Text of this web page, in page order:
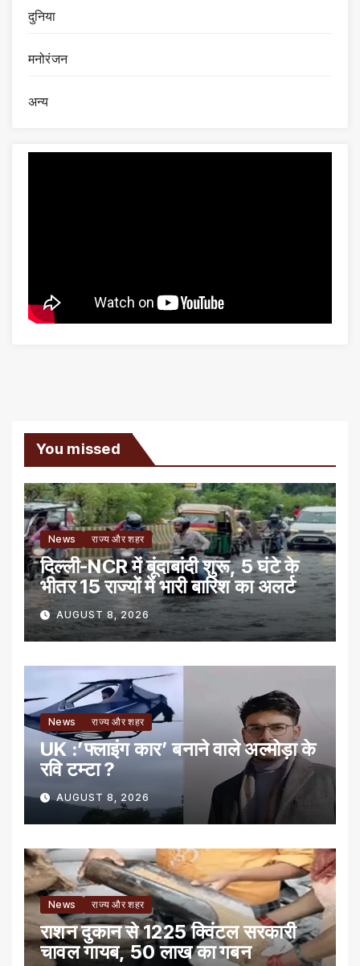
दुनिया
मनोरंजन
अन्य
You missed
News राज्य और शहर
दिल्ली-NCR में बूंदाबांदी शुरू, 5 घंटे के
भीतर 15 राज्यों में भारी बारिश का अलर्ट
AUGUST 8, 2026
News राज्य और शहर
UK :’फ्लाइंग कार’ बनाने वाले अल्मोड़ा के
रवि टम्टा ?
AUGUST 8, 2026
News राज्य और शहर
राशन दुकान से 1225 क्विंटल सरकारी
चावल गायब, 50 लाख का गबन